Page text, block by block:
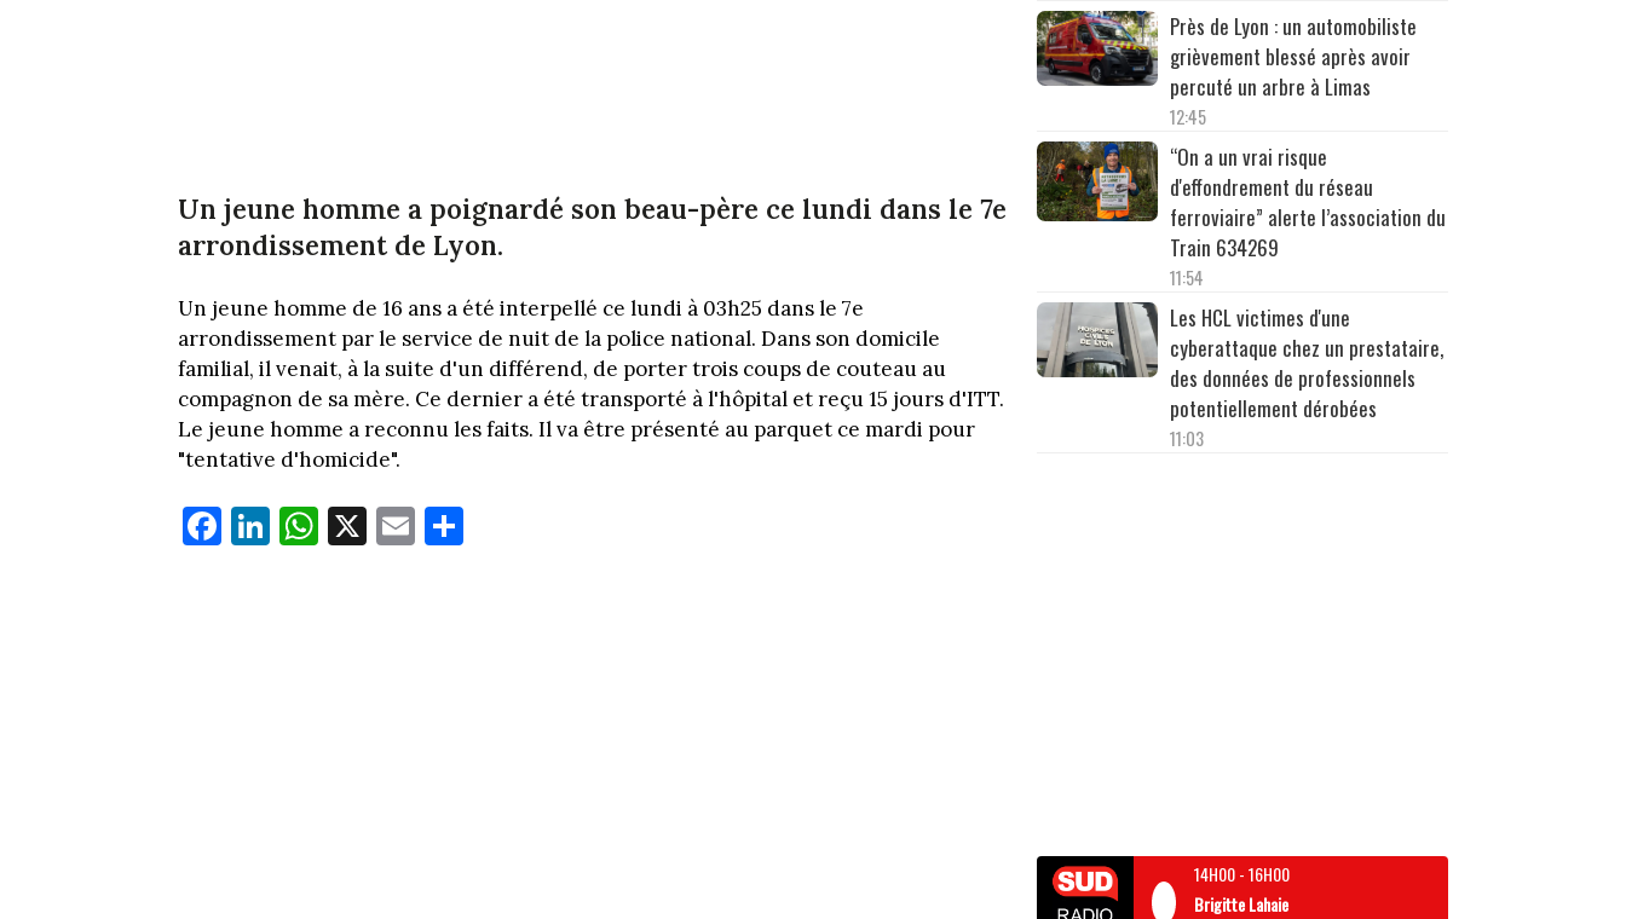
Un jeune homme a poignardé son beau-père ce lundi dans le 7e
arrondissement de Lyon.
Un jeune homme de 16 ans a été interpellé ce lundi à 03h25 dans le 7e
arrondissement par le service de nuit de la police national. Dans son domicile
familial, il venait, à la suite d'un différend, de porter trois coups de couteau au
compagnon de sa mère. Ce dernier a été transporté à l'hôpital et reçu 15 jours d'ITT.
Le jeune homme a reconnu les faits. Il va être présenté au parquet ce mardi pour
"tentative d'homicide".
Fa
ce
Li
nk
W
ha
X E
m
Près de Lyon : un automobiliste
grièvement blessé après avoir
percuté un arbre à Limas
12:45
“On a un vrai risque
d'effondrement du réseau
ferroviaire” alerte l’association du
Train 634269
11:54
Les HCL victimes d'une
cyberattaque chez un prestataire,
des données de professionnels
potentiellement dérobées
11:03
14H00-16H00
Brigitte Lahaie